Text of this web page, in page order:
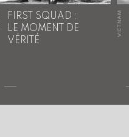
FIRST SQUAD :
LE MOMENT DE
VÉRITÉ
VIETNAM